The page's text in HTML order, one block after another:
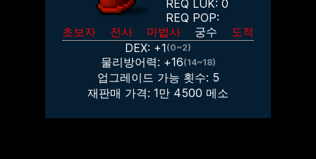
REQ LUK: 0
REQ POP:
초보자
전사 마법사 궁수
도적
DEX: +1 (0~2)
물리방어력: +16(14~18)
업그레이드 가능 횟수: 5
재판매 가격: 1만 4500 메소